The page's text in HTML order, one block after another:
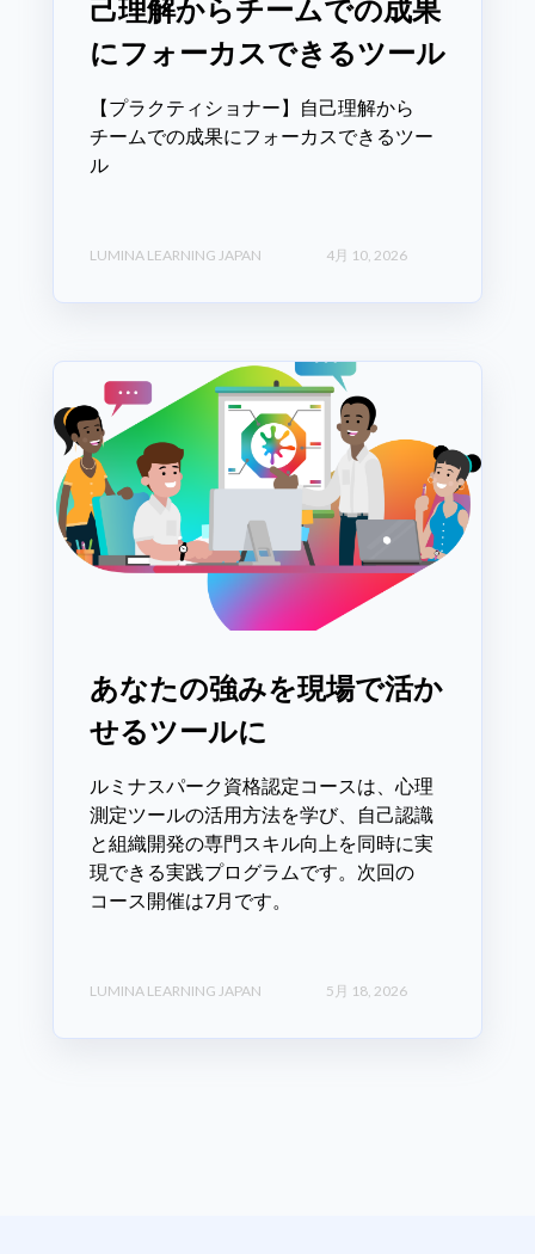
己理解からチームでの成果
にフォーカスできるツール
【プラクティショナー】自己理解から
チームでの成果にフォーカスできるツー
ル
LUMINA LEARNING JAPAN 4月 10, 2026
あなたの強みを現場で活か
せるツールに
ルミナスパーク資格認定コースは、心理
測定ツールの活用方法を学び、自己認識
と組織開発の専門スキル向上を同時に実
現できる実践プログラムです。次回の
コース開催は7月です。
LUMINA LEARNING JAPAN 5月 18, 2026